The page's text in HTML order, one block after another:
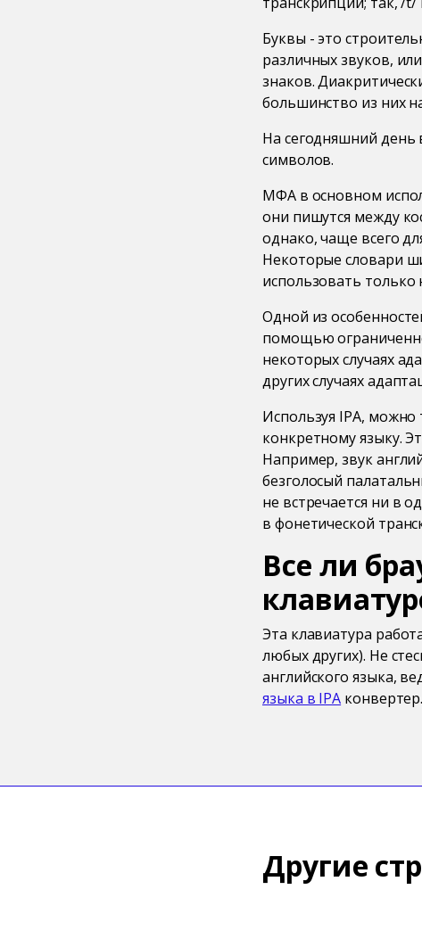
Буквы - это
различных звуков,
знаков.
большинство из них
На сегодняшний день
символов.
МФА в основном
они пишутся между
однако, чаще всего
Некоторые словари
использовать
Одной из
помощью
некоторых случаях
других случаях
Используя IPA,
конкретному языку.
Например, звук
безголосый
не встречается ни в
в фонетической
Все ли
Эта клавиатура
любых других). Не
английского языка,
языка в IPA конвертер.
Другие